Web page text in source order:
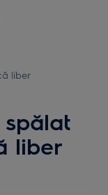
liber
liber